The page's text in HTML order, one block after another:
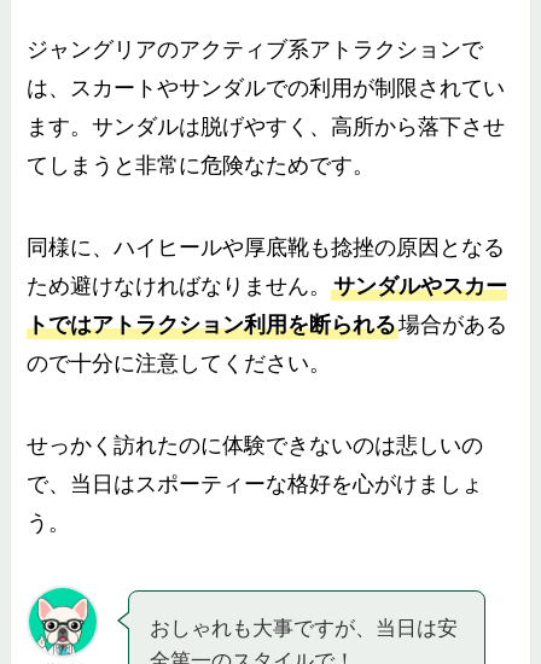
ジャングリアのアクティブ系アトラクションで
は、スカートやサンダルでの利用が制限されてい
ます。サンダルは脱げやすく、高所から落下させ
てしまうと非常に危険なためです。
同様に、ハイヒールや厚底靴も捻挫の原因となる
ため避けなければなりません。サンダルやスカー
トではアトラクション利用を断られる場合がある
ので十分に注意してください。
せっかく訪れたのに体験できないのは悲しいの
で、当日はスポーティーな格好を心がけましょ
う。
おしゃれも大事ですが、当日は安